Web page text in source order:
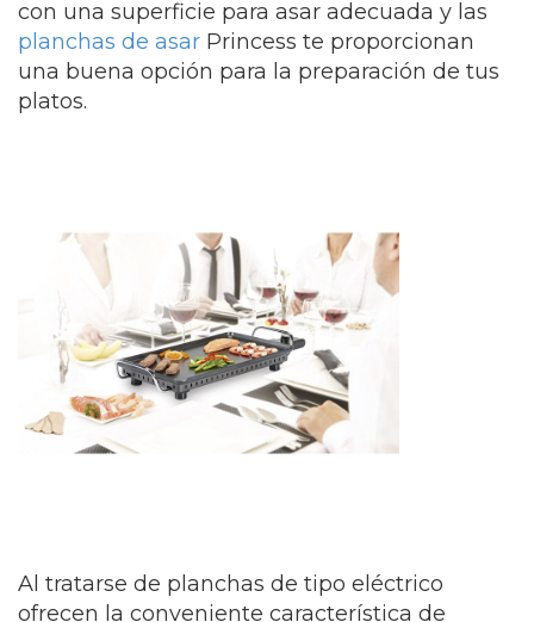
con una superficie para asar adecuada y las
planchas de asar Princess te proporcionan
una buena opción para la preparación de tus
platos.
Al tratarse de planchas de tipo eléctrico
ofrecen la conveniente característica de